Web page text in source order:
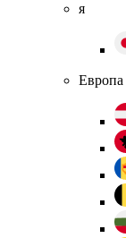
я
Европа